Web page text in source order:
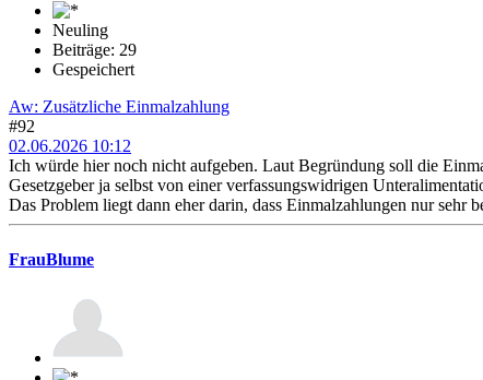
Neuling
Beiträge: 29
Gespeichert
Aw: Zusätzliche Einmalzahlung
#92
02.06.2026 10:12
Ich würde hier noch nicht aufgeben. Laut Begründung soll die
Gesetzgeber ja selbst von einer verfassungswidrigen
Das Problem liegt dann eher darin, dass Einmalzahlungen nur sehr
FrauBlume